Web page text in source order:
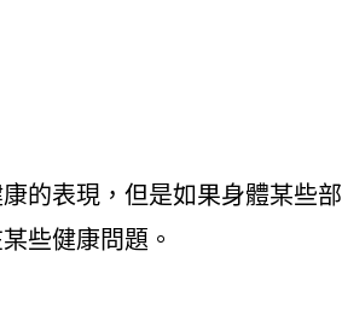
的表現，但是如果身體某些部
些健康問題。